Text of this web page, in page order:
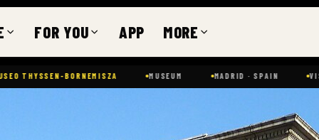
FOR YOU APP MORE
BORNEMISZA MUSEUM MADRID · SPAIN VISUAL